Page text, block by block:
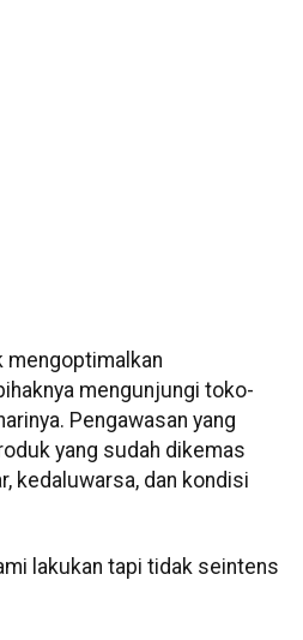
mengoptimalkan
mengunjungi toko-
Pengawasan yang
yang sudah dikemas
kedaluwarsa, dan kondisi
lakukan tapi tidak seintens